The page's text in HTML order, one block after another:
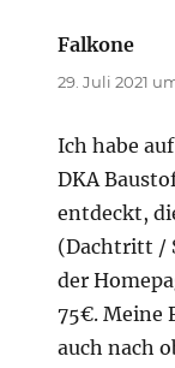
Falkone
29. Juli 2021
Ich habe
DKA
entdeckt,
(Dachtritt /
der
75€. Meine
auch nach